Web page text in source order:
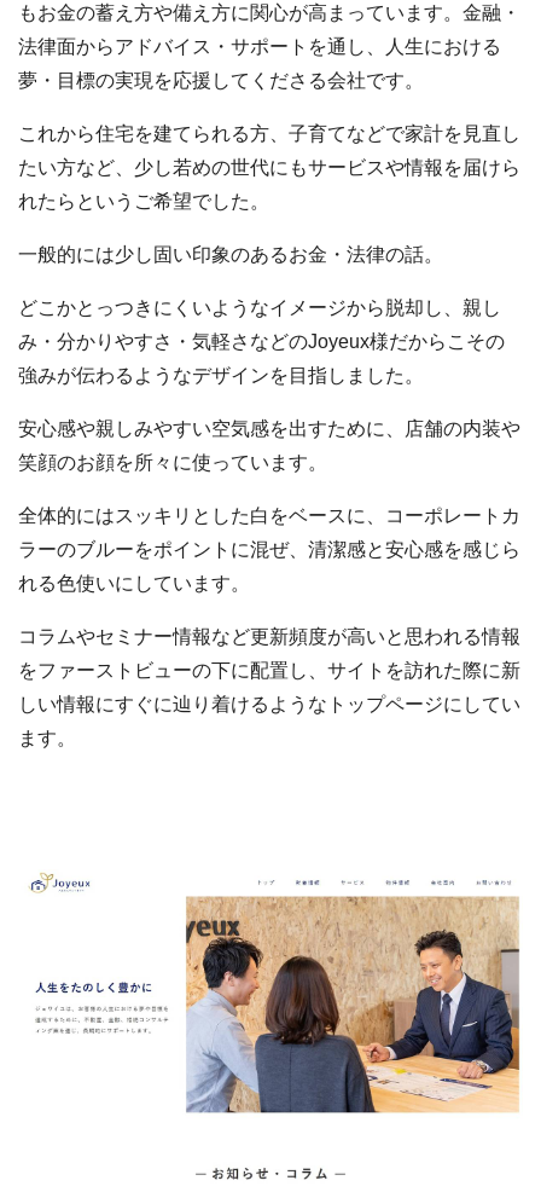
もお金の蓄え方や備え方に関心が高まっています。金融・
法律面からアドバイス・サポートを通し、人生における
夢・目標の実現を応援してくださる会社です。
これから住宅を建てられる方、子育てなどで家計を見直し
たい方など、少し若めの世代にもサービスや情報を届けら
れたらというご希望でした。
一般的には少し固い印象のあるお金・法律の話。
どこかとっつきにくいようなイメージから脱却し、親し
み・分かりやすさ・気軽さなどのJoyeux様だからこその
強みが伝わるようなデザインを目指しました。
安心感や親しみやすい空気感を出すために、店舗の内装や
笑顔のお顔を所々に使っています。
全体的にはスッキリとした白をベースに、コーポレートカ
ラーのブルーをポイントに混ぜ、清潔感と安心感を感じら
れる色使いにしています。
コラムやセミナー情報など更新頻度が高いと思われる情報
をファーストビューの下に配置し、サイトを訪れた際に新
しい情報にすぐに辿り着けるようなトップページにしてい
ます。